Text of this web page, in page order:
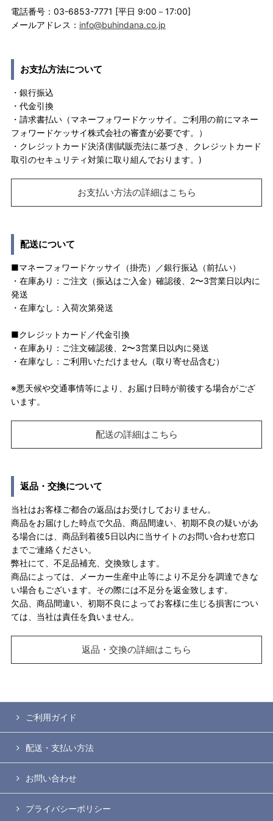
電話番号：03-6853-7771 [平日 9:00－17:00]
メールアドレス： info@buhindana.co.jp
お支払方法について
・銀行振込
・代金引換
・請求書払い（マネーフォワードケッサイ。ご利用の前にマネー
フォワードケッサイ株式会社の審査が必要です。）
・クレジットカード決済(割賦販売法に基づき、クレジットカード
取引のセキュリティ対策に取り組んでおります。)
お支払い方法の詳細はこちら
配送について
■マネーフォワードケッサイ（掛売）／銀行振込（前払い）
・在庫あり：ご注文（振込はご入金）確認後、2〜3営業日以内に
発送
・在庫なし：入荷次第発送
■クレジットカード／代金引換
・在庫あり：ご注文確認後、2〜3営業日以内に発送
・在庫なし：ご利用いただけません（取り寄せ品含む）
※悪天候や交通事情等により、お届け日時が前後する場合がござ
います。
配送の詳細はこちら
返品・交換について
当社はお客様ご都合の返品はお受けしておりません。
商品をお届けした時点で欠品、商品間違い、初期不良の疑いがあ
る場合には、商品到着後5日以内に当サイトのお問い合わせ窓口
までご連絡ください。
弊社にて、不足品補充、交換致します。
商品によっては、メーカー生産中止等により不足分を調達できな
い場合もございます。その際には不足分を返金致します。
欠品、商品間違い、初期不良によってお客様に生じる損害につい
ては、当社は責任を負いません。
返品・交換の詳細はこちら
ご利用ガイド
配送・支払い方法
お問い合わせ
プライバシーポリシー